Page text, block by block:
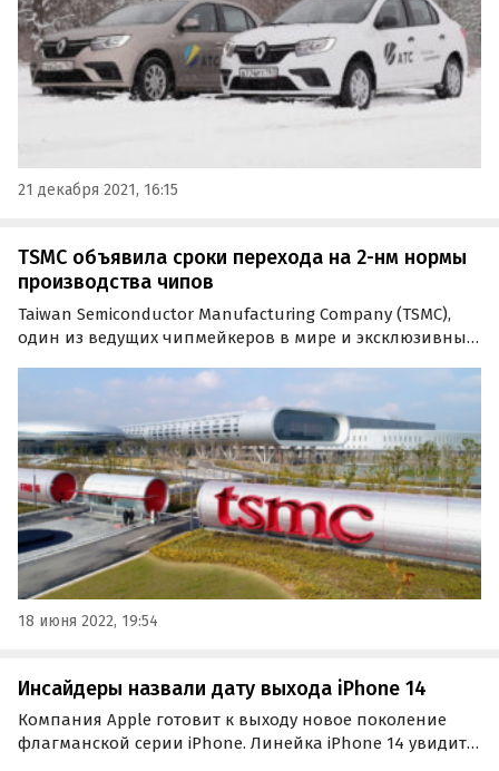
21 декабря 2021, 16:15
TSMC объявила сроки перехода на 2-нм нормы
производства чипов
Taiwan Semiconductor Manufacturing Company (TSMC),
один из ведущих чипмейкеров в мире и эксклюзивный
активно внедряет современные технологии
производства и осваивает новые техпроцессы.
18 июня 2022, 19:54
Инсайдеры назвали дату выхода iPhone 14
Компания Apple готовит к выходу новое поколение
флагманской серии iPhone. Линейка iPhone 14 увидит